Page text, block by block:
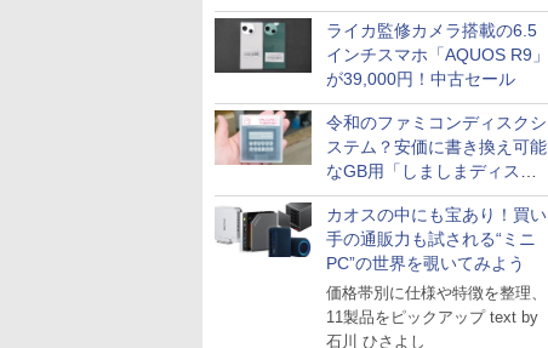
ザーが押し寄せ長蛇の列に
ライカ監修カメラ搭載の6.5
インチスマホ「AQUOS R9」
が39,000円！中古セール
令和のファミコンディスクシ
ステム？安価に書き換え可能
なGB用「しましまディスク
システム」
カオスの中にも宝あり！買い
手の通販力も試される“ミニ
PC”の世界を覗いてみよう
価格帯別に仕様や特徴を整理、
11製品をピックアップ text by
石川 ひさよし